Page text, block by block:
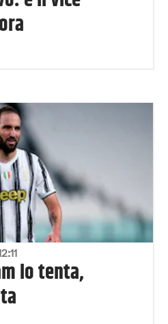
lo tenta,